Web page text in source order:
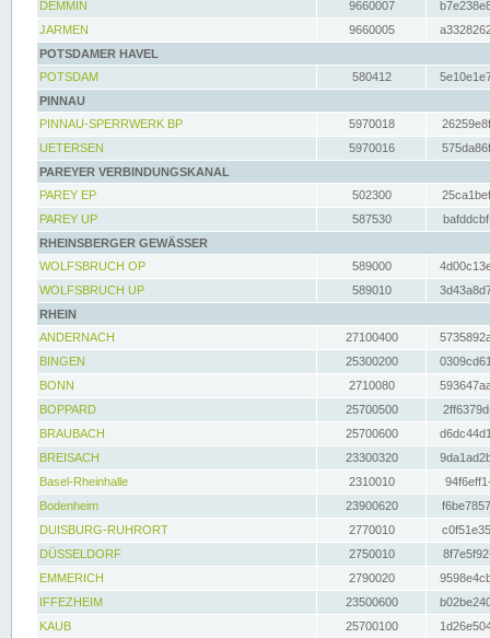
DEMMIN
9660007
JARMEN
9660005
POTSDAMER HAVEL
POTSDAM
580412
PINNAU
PINNAU-SPERRWERK BP
5970018
UETERSEN
5970016
PAREYER VERBINDUNGSKANAL
PAREY EP
502300
PAREY UP
587530
RHEINSBERGER GEWÄSSER
WOLFSBRUCH OP
589000
WOLFSBRUCH UP
589010
RHEIN
ANDERNACH
27100400
BINGEN
25300200
BONN
2710080
BOPPARD
25700500
BRAUBACH
25700600
BREISACH
23300320
Basel-Rheinhalle
2310010
Bodenheim
23900620
DUISBURG-RUHRORT
2770010
DÜSSELDORF
2750010
EMMERICH
2790020
IFFEZHEIM
23500600
KAUB
25700100